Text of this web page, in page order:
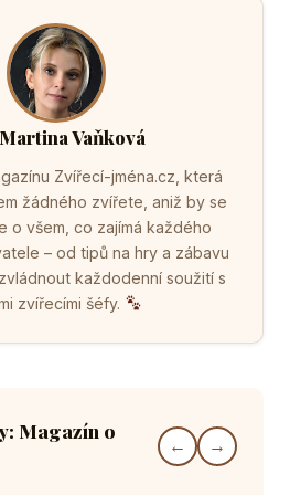
Vaňková
Zvířecí-jména.cz, která
žádného zvířete, aniž by se
o všem, co zajímá každého
– od tipů na hry a zábavu
každodenní soužití s
zvířecími šéfy.
Magazín o
← →